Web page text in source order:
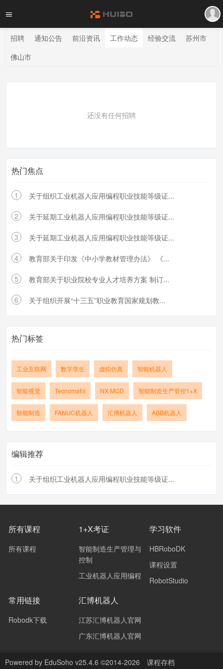
招聘 通知公告 前沿资讯 工作动态 经验交流
苏州市
佛山市
还没有任何招聘
热门焦点
1 关于组织工业机器人应用编程职业技能等级证...
2 关于延期工业机器人应用编程职业技能等级证...
3 关于延期工业机器人应用编程职业技能等级证...
4 教育部关于印发《中小学教材管理办法》 《...
5 教育部关于职业院校专业人才培养方案 制订...
6 关于组织开展“十三五”职业教育国家规划教...
热门标签
工业互联网 数字孪生 虚拟仿真 智能机器人
智能视觉 Tecnomatix NX MCD 智能制造生产管控1+X
智能制造 FANUC机器人 汇博机器人 ABB机器人
编辑推荐
1 关于组织工业机器人应用编程职业技能等级证...
所有课程
所有课程
1+X考证
智能制造生产管理与
控制
工业机器人应用编程
学习软件
HBRoboDK
课程设置
RobotStudio
常用链接
Robodk下载
汇博机器人
江苏汇博机器人官网
广东汇博机器人官网
Powered by EduSoho v25.4.6 ©2014-2026 课程存档